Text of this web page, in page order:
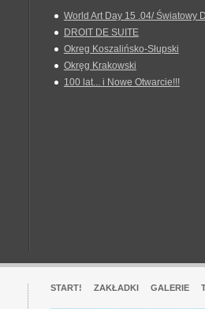
World Art Day 15 .04/ Światowy
DROIT DE SUITE
Okreg Koszalińsko-Słupski
Okręg Krakowski
100 lat... i Nowe Otwarcie!!!
START! ZAKŁADKI GALERIE